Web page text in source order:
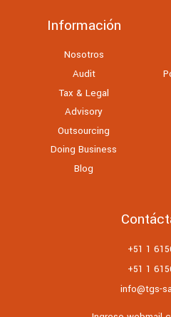
Información
Nosotros
Audit
Tax & Legal
Advisory
Outsourcing
Doing Business
Blog
+51 1
+51 1
info@tgs-